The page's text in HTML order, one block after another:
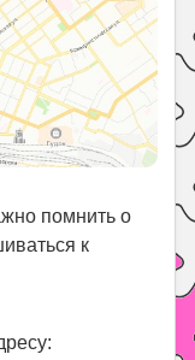
помнить о
к